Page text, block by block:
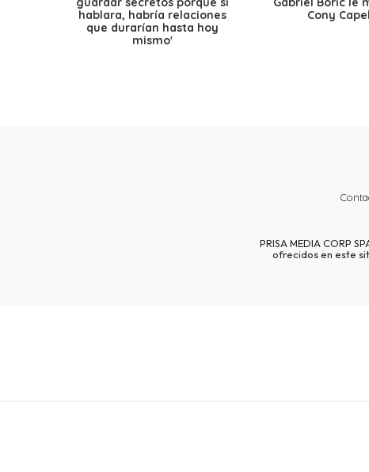
hablara, habría relaciones
que durarían hasta hoy
mismo'
Cony
PRISA MEDIA CORP
ofrecidos en este